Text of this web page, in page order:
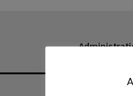
Magazine PRO